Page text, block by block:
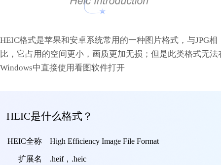
HEIC格式是苹果和安卓系统常用的一种图片格式，与JPG相
比，它占用的空间更小，画质更加无损；但是此类格式无法
Windows中直接使用看图软件打开
HEIC是什么格式？
HEIC全称 High Efficiency Image File Format
扩展名 .heif，.heic